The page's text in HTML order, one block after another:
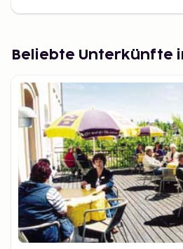
Beliebte Unterkünfte